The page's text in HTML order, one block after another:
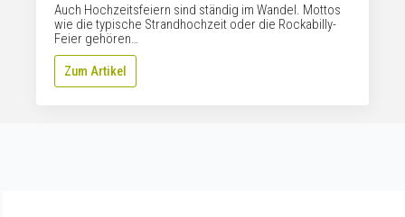
Auch Hochzeitsfeiern sind ständig im Wandel. Mottos
wie die typische Strandhochzeit oder die Rockabilly-
Feier gehören…
Zum Artikel